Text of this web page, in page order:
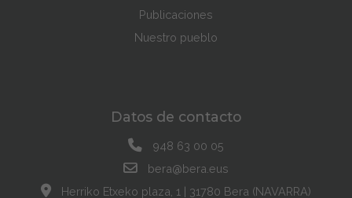
Publicaciones
Nuestro pueblo
Datos de contacto
948 63 00 05
bera@bera.eus
Herriko Etxeko plaza, 1 | 31780 Bera (NAVARRA)